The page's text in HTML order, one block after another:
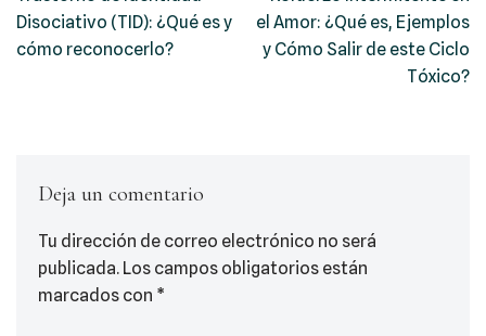
Disociativo (TID): ¿Qué es y
cómo reconocerlo?
el Amor: ¿Qué es, Ejemplos
y Cómo Salir de este Ciclo
Tóxico?
Deja un comentario
Tu dirección de correo electrónico no será
publicada. Los campos obligatorios están
marcados con *